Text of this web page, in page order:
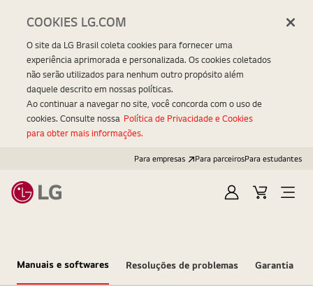
Para empresas Para parceirosPara estudantes
EntrarCarrinhoOpen
Manuais e softwares Resoluções de problemas Garantia
COOKIES LG.COM
O site da LG Brasil coleta cookies para fornecer uma
experiência aprimorada e personalizada. Os cookies coletados
não serão utilizados para nenhum outro propósito além
daquele descrito em nossas políticas.
Ao continuar a navegar no site, você concorda com o uso de
cookies. Consulte nossa Política de Privacidade e Cookies
para obter mais informações.